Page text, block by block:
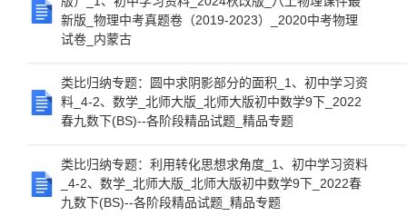
新版_物理中考真题卷（2019-2023）_2020中考物理
试卷_内蒙古
类比归纳专题：圆中求阴影部分的面积_1、初中学习资
料_4-2、数学_北师大版_北师大版初中数学9下_2022
春九数下(BS)--各阶段精品试题_精品专题
类比归纳专题：利用转化思想求角度_1、初中学习资料
_4-2、数学_北师大版_北师大版初中数学9下_2022春
九数下(BS)--各阶段精品试题_精品专题